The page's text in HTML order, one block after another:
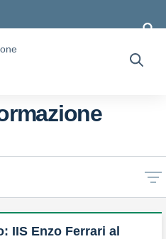
IIS Enzo Ferrari al